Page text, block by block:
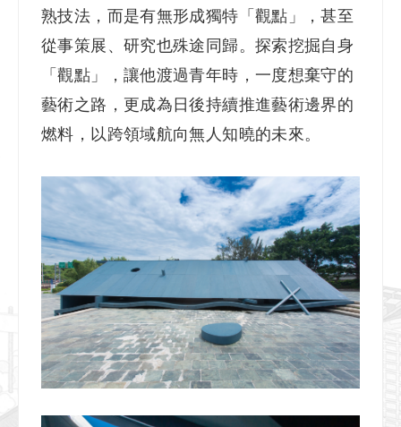
熟技法，而是有無形成獨特「觀點」，甚至
從事策展、研究也殊途同歸。探索挖掘自身
「觀點」，讓他渡過青年時，一度想棄守的
藝術之路，更成為日後持續推進藝術邊界的
燃料，以跨領域航向無人知曉的未來。